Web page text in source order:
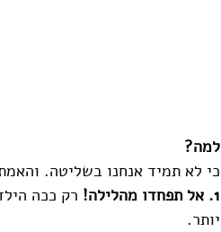
למה?
כי לא תמיד אנחנו בשליטה.
1. אל תפחדו מהלילה!
רק ככה
יותר.